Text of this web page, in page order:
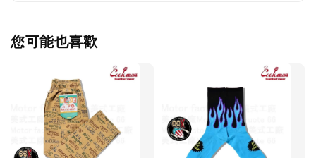
您可能也喜歡